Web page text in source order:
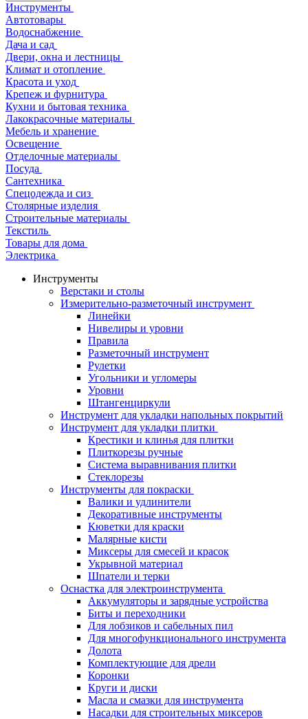
Инструменты
Автотовары
Водоснабжение
Дача и сад
Двери, окна и лестницы
Климат и отопление
Красота и уход
Крепеж и фурнитура
Кухни и бытовая техника
Лакокрасочные материалы
Мебель и хранение
Освещение
Отделочные материалы
Посуда
Сантехника
Спецодежда и сиз
Столярные изделия
Строительные материалы
Текстиль
Товары для дома
Электрика
Инструменты
Верстаки и столы
Измерительно-разметочный инструмент
Линейки
Нивелиры и уровни
Правила
Разметочный инструмент
Рулетки
Угольники и угломеры
Уровни
Штангенциркули
Инструмент для укладки напольных покрытий
Инструмент для укладки плитки
Крестики и клинья для плитки
Плиткорезы ручные
Система выравнивания плитки
Стеклорезы
Инструменты для покраски
Валики и удлинители
Декоративные инструменты
Кюветки для краски
Малярные кисти
Миксеры для смесей и красок
Укрывной материал
Шпатели и терки
Оснастка для электроинструмента
Аккумуляторы и зарядные устройства
Биты и переходники
Для лобзиков и сабельных пил
Для многофункционального инструмента
Долота
Комплектующие для дрели
Коронки
Круги и диски
Масла и смазки для инструмента
Насадки для строительных миксеров